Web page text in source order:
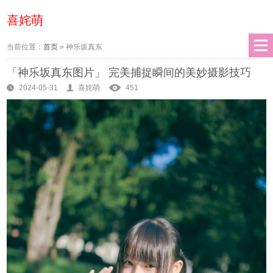
喜姹萌
当前位置：首页 »神乐坂真东
「神乐坂真东图片」 完美捕捉瞬间的美妙摄影技巧
2024-05-31 喜姹萌 451